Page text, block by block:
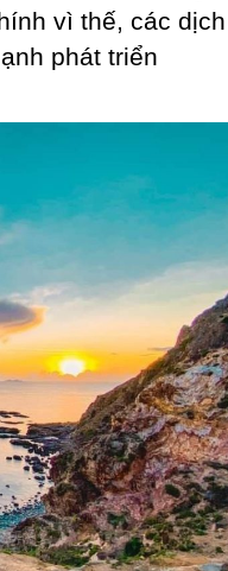
vì thế, các dịch
phát triển